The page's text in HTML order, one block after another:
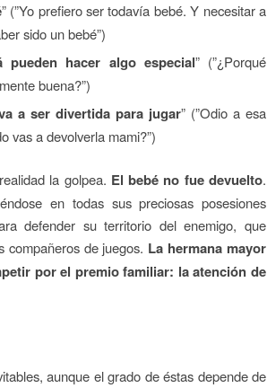
” (”Yo prefiero ser todavía bebé. Y necesitar a
sido un bebé”)
hacer algo especial” (”¿Porqué
buena?”)
a ser divertida para jugar” (”Odio a esa
vas a devolverla mami?”)
la golpea. El bebé no fue devuelto.
en todas sus preciosas posesiones
defender su territorio del enemigo, que
compañeros de juegos. La hermana mayor
por el premio familiar: la atención de
aunque el grado de éstas depende de